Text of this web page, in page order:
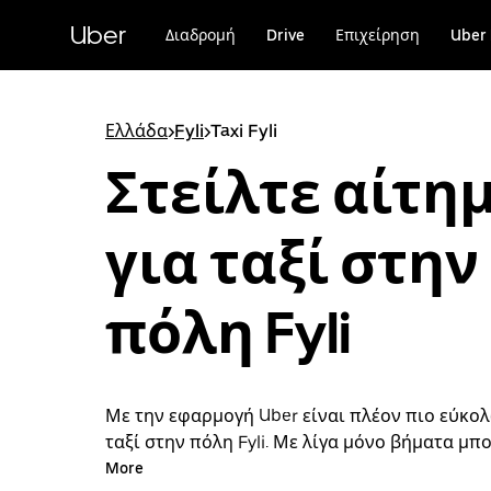
περιεχόμενο
Uber Διαδρομή Drive Επιχείρηση Uber
Ελλάδα>Fyli>Taxi Fyli
Στείλτε
για ταξί στην
πόλη Fyli
Με την εφαρμογή Uber είναι πλέον πιο
ταξί στην πόλη Fyli. Με λίγα μόνο βήματα
στείλετε αίτημα για ταξί και να πληρώσετε
More